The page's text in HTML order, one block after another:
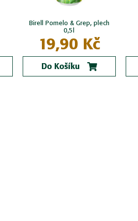
Birell Pomelo & Grep, plech
0,5l
19,90 Kč
Do Košíku